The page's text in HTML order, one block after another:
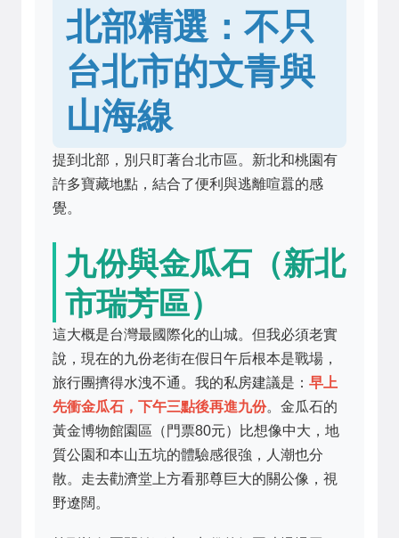
北部精選：不只
台北市的文青與
山海線
提到北部，別只盯著台北市區。新北和桃園有
許多寶藏地點，結合了便利與逃離喧囂的感
覺。
九份與金瓜石（新北
市瑞芳區）
這大概是台灣最國際化的山城。但我必須老實
說，現在的九份老街在假日午后根本是戰場，
旅行團擠得水洩不通。我的私房建議是： 早上
先衝金瓜石，下午三點後再進九份。金瓜石的
黃金博物館園區（門票80元）比想像中大，地
質公園和本山五坑的體驗感很強，人潮也分
散。走去勸濟堂上方看那尊巨大的關公像，視
野遼闊。